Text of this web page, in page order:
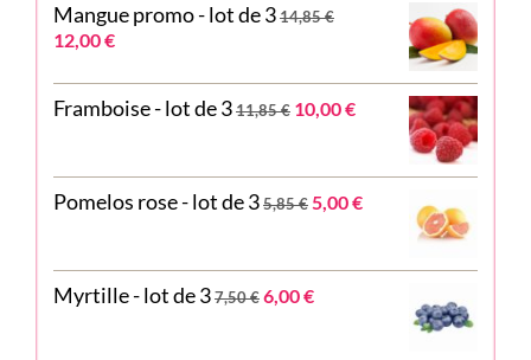
Mangue promo - lot de 314,85€
Le
initial
était :
12,00€Le
actuel
est :
Framboise - lot de 311,85€ Le
était :
11,85 €.
10,00€Le
est :
10,00 €.
Pomelos rose - lot de 35,85€ Le
était :
5,85 €.
5,00€Le
est :
Myrtille - lot de 37,50€Le
6,00€Le